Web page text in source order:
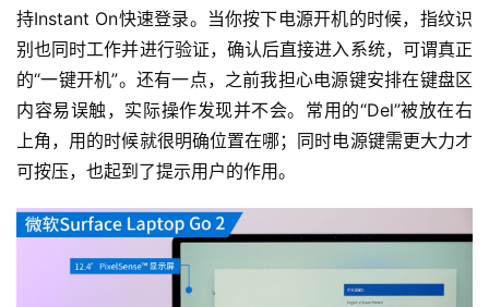
持Instant On快速登录。当你按下电源开机的时候，指纹识
别也同时工作并进行验证，确认后直接进入系统，可谓真正
的“一键开机”。还有一点，之前我担心电源键安排在键盘区
内容易误触，实际操作发现并不会。常用的“Del”被放在右
上角，用的时候就很明确位置在哪；同时电源键需更大力才
可按压，也起到了提示用户的作用。